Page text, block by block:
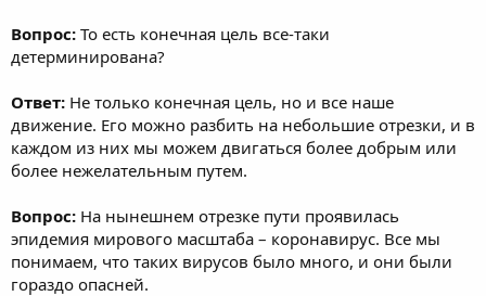
Вопрос: То есть конечная цель все-таки
детерминирована?
Ответ: Не только конечная цель, но и все наше
движение. Его можно разбить на небольшие отрезки, и в
каждом из них мы можем двигаться более добрым или
более нежелательным путем.
Вопрос: На нынешнем отрезке пути проявилась
эпидемия мирового масштаба – коронавирус. Все мы
понимаем, что таких вирусов было много, и они были
гораздо опасней.